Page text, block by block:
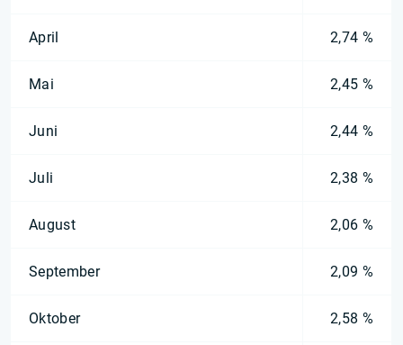
April 2,74 %
Mai 2,45 %
Juni 2,44 %
Juli 2,38 %
August 2,06 %
September 2,09 %
Oktober 2,58 %